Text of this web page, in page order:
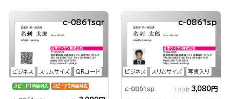
ビジネス スリムサイズ QRコード
c-0861sqr
スピード1時間対応 スピード3時間対応
ビジネス スリムサイズ 写真入り
c-0861sp
c-0861sp 100枚 3,080円